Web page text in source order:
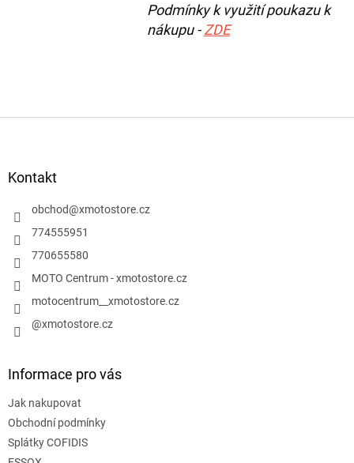
Podmínky k využití poukazu k
nákupu - ZDE
Kontakt
obchod@xmotostore.cz
774555951
770655580
MOTO Centrum - xmotostore.cz
motocentrum__xmotostore.cz
@xmotostore.cz
Informace pro vás
Jak nakupovat
Obchodní podmínky
Splátky COFIDIS